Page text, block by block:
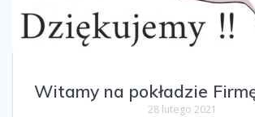
Witamy na pokładzie
28 lutego 2021